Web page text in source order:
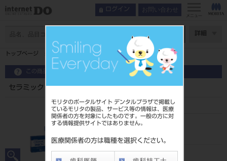
モリタのポータルサイト デンタルプラザで掲載し
ているモリタの製品、サービス等の情報は、医療
関係者の方を対象にしたものです。一般の方に対
する情報提供サイトではありません。
医療関係者の方は職種を選択ください。
ログイン お問い合わせ
メニュー
詳細
トップページ セラミックリボン NEW 30mm×30m
この商品に関するお問い合わせ
セラミックリボン NEW 30mm×30m
品目コード